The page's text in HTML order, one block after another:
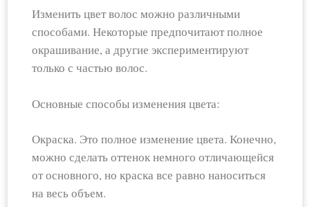
Изменить цвет волос можно различными
способами. Некоторые предпочитают полное
окрашивание, а другие экспериментируют
только с частью волос.
Основные способы изменения цвета:
Окраска. Это полное изменение цвета. Конечно,
можно сделать оттенок немного отличающейся
от основного, но краска все равно наноситься
на весь объем.